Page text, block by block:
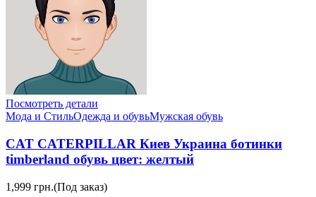
Посмотреть детали
Мода и СтильОдежда и обувьМужская обувь
CAT CATERPILLAR Киев Украина ботинки
timberland обувь цвет: желтый
1,999 грн.(Под заказ)